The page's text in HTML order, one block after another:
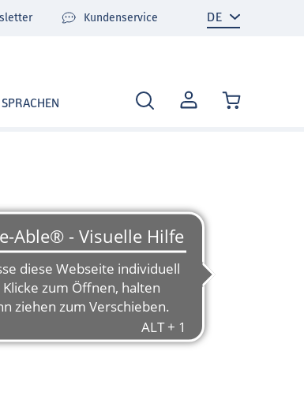
MEIN
KONTO
Kundenservice
gerne und
und FAQ zu